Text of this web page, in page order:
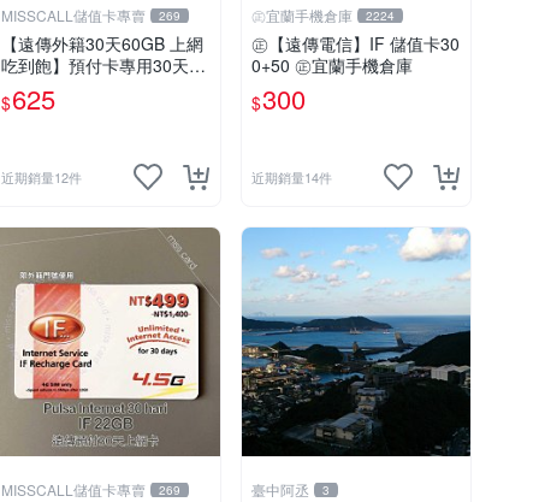
MISSCALL儲值卡專賣 269
【遠傳外籍30天60GB 上網
吃到飽】預付卡專用30天上
網補充卡/儲值卡．Internet i
fu．if599⚡MissCall儲值卡
$625
近期銷量12件
㊣宜蘭手機倉庫 2224
㊣【遠傳電信】IF 儲值卡30
0+50 ㊣宜蘭手機倉庫
$300
近期銷量14件
MISSCALL儲值卡專賣 269 臺中阿丞 3